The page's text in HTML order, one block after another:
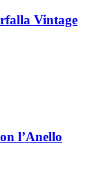
Vintage
l’Anello